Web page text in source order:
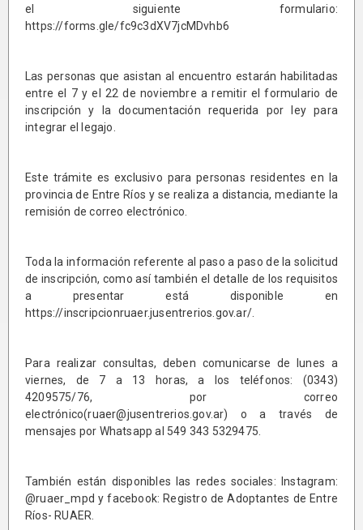
el siguiente formulario:
https://forms.gle/fc9c3dXV7jcMDvhb6
Las personas que asistan al encuentro estarán habilitadas
entre el 7 y el 22 de noviembre a remitir el formulario de
inscripción y la documentación requerida por ley para
integrar el legajo.
Este trámite es exclusivo para personas residentes en la
provincia de Entre Ríos y se realiza a distancia, mediante la
remisión de correo electrónico.
Toda la información referente al paso a paso de la solicitud
de inscripción, como así también el detalle de los requisitos
a presentar está disponible en
https://inscripcionruaer.jusentrerios.gov.ar/.
Para realizar consultas, deben comunicarse de lunes a
viernes, de 7 a 13 horas, a los teléfonos: (0343)
4209575/76, por correo
electrónico(ruaer@jusentrerios.gov.ar) o a través de
mensajes por Whatsapp al 549 343 5329475.
También están disponibles las redes sociales: Instagram:
@ruaer_mpd y facebook: Registro de Adoptantes de Entre
Ríos- RUAER.